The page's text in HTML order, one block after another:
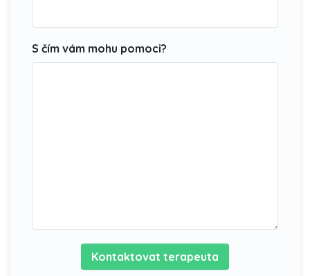
S čím vám mohu pomoci?
Kontaktovat terapeuta